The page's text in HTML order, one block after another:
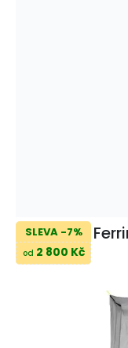
SLEVA -7%
od 2 800 Kč